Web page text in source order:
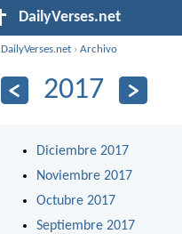
DailyVerses.net
DailyVerses.net ›Archivo
2017
Diciembre 2017
Noviembre 2017
Octubre 2017
Septiembre 2017